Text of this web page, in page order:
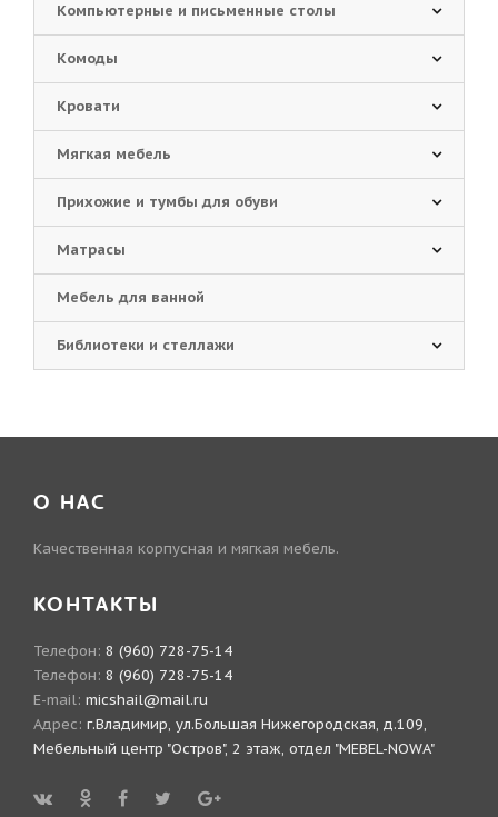
Компьютерные и письменные столы
Комоды
Кровати
Мягкая мебель
Прихожие и тумбы для обуви
Матрасы
Мебель для ванной
Библиотеки и стеллажи
О НАС
Качественная корпусная и мягкая мебель.
КОНТАКТЫ
Телефон: 8 (960) 728-75-14
Телефон: 8 (960) 728-75-14
E-mail: micshail@mail.ru
Адрес: г.Владимир, ул.Большая Нижегородская, д.109,
Мебельный центр "Остров", 2 этаж, отдел "MEBEL-NOWA"